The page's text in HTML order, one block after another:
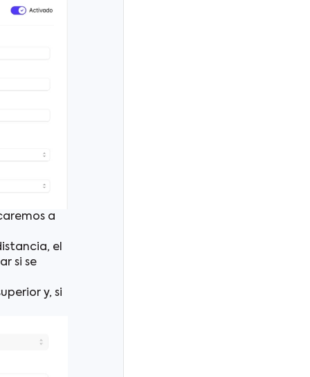
a
el
si se
y, si